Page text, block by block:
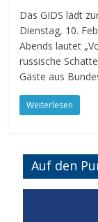
Das GIDS lädt
Dienstag, 10.
Abends lautet
russische
Gäste aus
Weiterlesen
Auf den